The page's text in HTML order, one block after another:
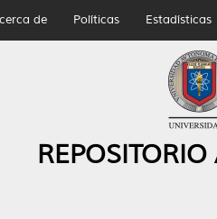
de Políticas Estadísticas